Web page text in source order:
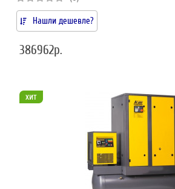
Нашли дешевле?
386962р.
хит